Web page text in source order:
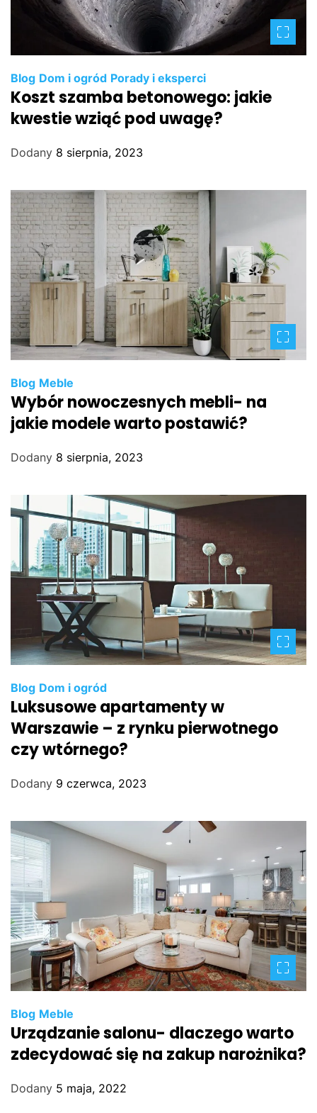
Blog Dom i ogród Porady i eksperci
Koszt szamba betonowego: jakie
kwestie wziąć pod uwagę?
Dodany 8 sierpnia, 2023
Blog Meble
Wybór nowoczesnych mebli- na
jakie modele warto postawić?
Dodany 8 sierpnia, 2023
Blog Dom i ogród
Luksusowe apartamenty w
Warszawie – z rynku pierwotnego
czy wtórnego?
Dodany 9 czerwca, 2023
Blog Meble
Urządzanie salonu- dlaczego warto
zdecydować się na zakup narożnika?
Dodany 5 maja, 2022